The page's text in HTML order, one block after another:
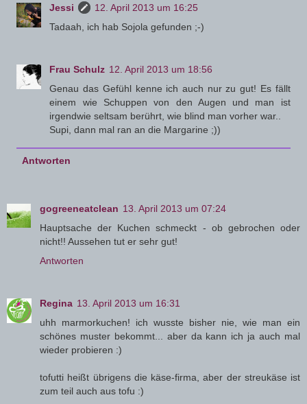
Jessi
12. April 2013 um 16:25
Tadaah, ich hab Sojola gefunden ;-)
Frau Schulz 12. April 2013 um 18:56
Genau das Gefühl kenne ich auch nur zu gut! Es fällt
einem wie Schuppen von den Augen und man ist
irgendwie seltsam berührt, wie blind man vorher war..
Supi, dann mal ran an die Margarine ;))
Antworten
gogreeneatclean 13. April 2013 um 07:24
Hauptsache der Kuchen schmeckt - ob gebrochen oder
nicht!! Aussehen tut er sehr gut!
Antworten
Regina 13. April 2013 um 16:31
uhh marmorkuchen! ich wusste bisher nie, wie man ein
schönes muster bekommt... aber da kann ich ja auch mal
wieder probieren :)
tofutti heißt übrigens die käse-firma, aber der streukäse ist
zum teil auch aus tofu :)